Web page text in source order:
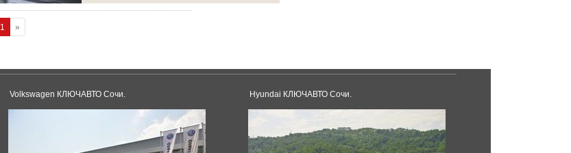
1 »
Volkswagen КЛЮЧАВТО Сочи. Hyundai КЛЮЧАВТО Сочи.